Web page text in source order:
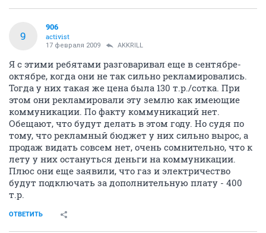
9
906
activist
17 февраля 2009 AKKRILL
Я с этими ребятами разговаривал еще в сентябре-
октябре, когда они не так сильно рекламировались.
Тогда у них такая же цена была 130 т.р./сотка. При
этом они рекламировали эту землю как имеющие
коммуникации. По факту коммуникаций нет.
Обещают, что будут делать в этом году. Но судя по
тому, что рекламный бюджет у них сильно вырос, а
продаж видать совсем нет, очень сомнительно, что к
лету у них остануться деньги на коммуникации.
Плюс они еще заявили, что газ и электричество
будут подключать за дополнительную плату - 400
т.р.
ОТВЕТИТЬ